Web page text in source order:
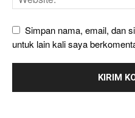
Simpan nama, email, dan
untuk lain kali saya